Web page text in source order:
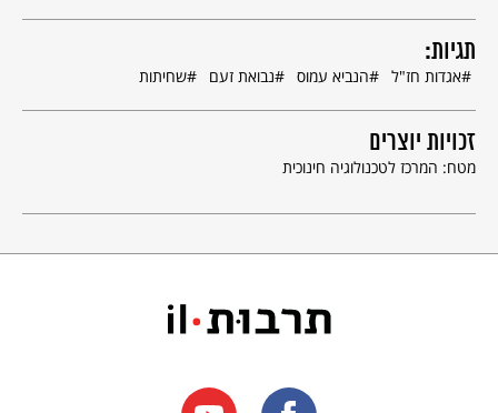
תגיות:
אגדות חז"ל הנביא עמוס נבואת זעם שחיתות
זכויות יוצרים
מטח: המרכז לטכנולוגיה חינוכית